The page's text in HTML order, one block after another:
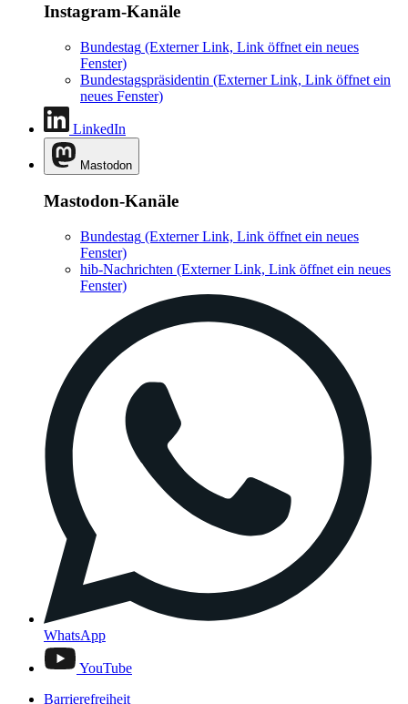
Instagram-Kanäle
Bundestag (Externer Link, Link öffnet ein neues
Fenster)
Bundestagspräsidentin (Externer Link, Link öffnet ein
neues Fenster)
LinkedIn
Mastodon
Mastodon-Kanäle
Bundestag (Externer Link, Link öffnet ein neues
Fenster)
hib-Nachrichten (Externer Link, Link öffnet ein neues
Fenster)
WhatsApp
YouTube
Barrierefreiheit